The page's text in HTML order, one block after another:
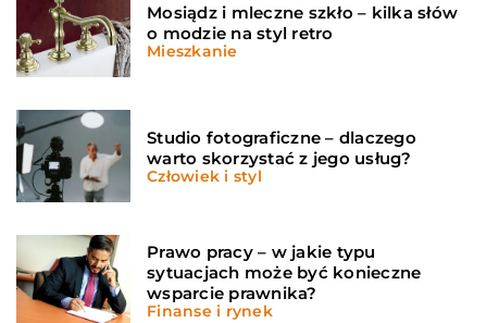
Mosiądz i mleczne szkło – kilka słów
o modzie na styl retro
Mieszkanie
Studio fotograficzne – dlaczego
warto skorzystać z jego usług?
Człowiek i styl
Prawo pracy – w jakie typu
sytuacjach może być konieczne
wsparcie prawnika?
Finanse i rynek